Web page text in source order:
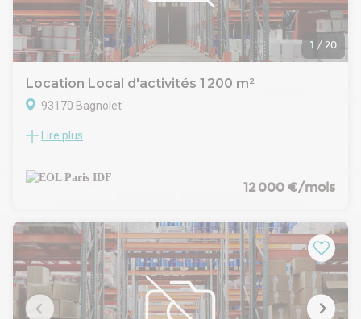
Dépot de garantie : 3 mois de loyer HT/HC
1 / 20
Location Local d'activités 1 200 m²
93170 Bagnolet
EOL vous propose à la location ou à la vente un bâtiment
Ce bien bénéficie d'une hauteur libre de 9 mètres, d'un accès
de plain-pied et d'une charge au sol de 3,50 t/m². Des
L'emplacement de cette offre est stratégique puisqu'elle se
situe à proximité des grands axes routiers (A86, A3 et
boulevard périphérique) et des transports en commun
(métro 11, tram T3b et bus).
Intéressés ? Nous restons à votre disposition pour de plus
amples informations et pour tout rendez-vous de visite à
Lire plus
12 000 €/mois